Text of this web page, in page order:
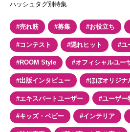
ハッシュタグ別特集
#売れ筋 #募集 #お役立ち
#コンテスト #隠れヒット #ユ
#ROOM Style #オフィシャルユー
#出版インタビュー #ほぼオリジナ
#エキスパートユーザー #ユーザー
#キッズ・ベビー #インテリア